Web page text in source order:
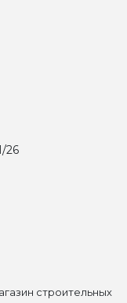
26
строительных